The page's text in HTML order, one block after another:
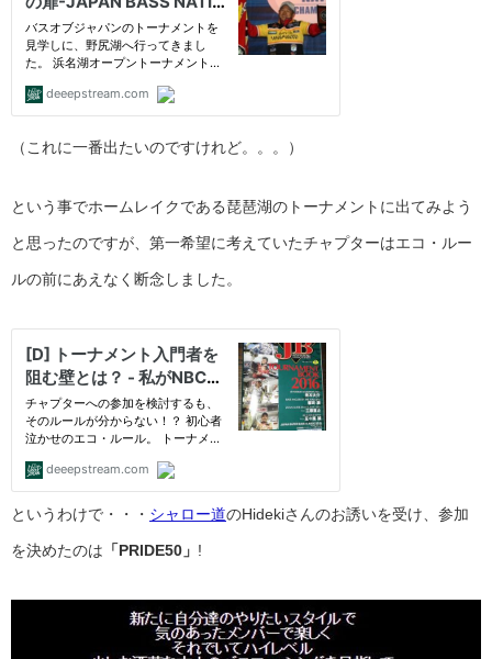
（これに一番出たいのですけれど。。。）
という事でホームレイクである琵琶湖のトーナメントに出てみよう
と思ったのですが、第一希望に考えていたチャプターはエコ・ルー
ルの前にあえなく断念しました。
というわけで・・・ シャロー道のHidekiさんのお誘いを受け、参加
を決めたのは 「PRIDE50」 !